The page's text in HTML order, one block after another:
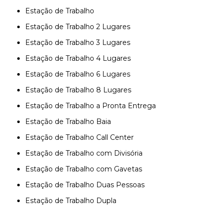
Estação de Trabalho
Estação de Trabalho 2 Lugares
Estação de Trabalho 3 Lugares
Estação de Trabalho 4 Lugares
Estação de Trabalho 6 Lugares
Estação de Trabalho 8 Lugares
Estação de Trabalho a Pronta Entrega
Estação de Trabalho Baia
Estação de Trabalho Call Center
Estação de Trabalho com Divisória
Estação de Trabalho com Gavetas
Estação de Trabalho Duas Pessoas
Estação de Trabalho Dupla